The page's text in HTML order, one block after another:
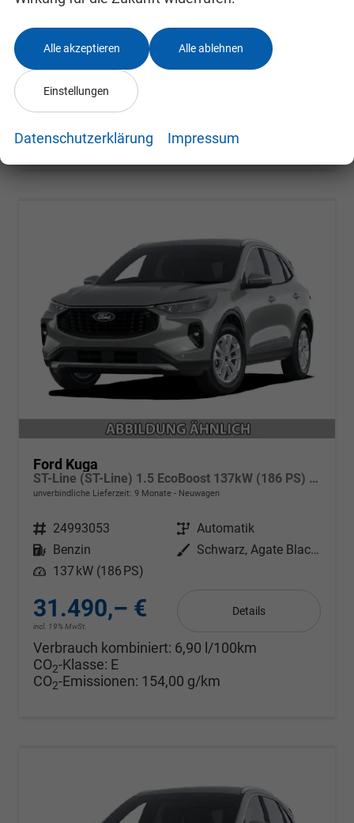
31.290,– € Details
Verbrauch kombiniert:
CO -Klasse:E
CO2-Emissionen:155,00 g/km
Ford Kuga
ST-Line (ST-Line) 1.5 EcoBoost 137kW (186 PS) 8-Stufen Automatik
unverbindliche Lieferzeit: 9 Monate Neuwagen
Fahrzeugnr. 24993053 Getriebe Automatik
Kraftstoff
Benzin Außenfarbe
Schwarz, Agate Black Metallic
Leistung 137 kW (186 PS)
31.490,– €
incl. 19% MwSt.
Details
Verbrauch kombiniert: 6,90 l/100km
CO2-Klasse: E
CO2-Emissionen: 154,00 g/km
Alle akzeptieren Alle ablehnen
Einstellungen
Datenschutzerklärung Impressum